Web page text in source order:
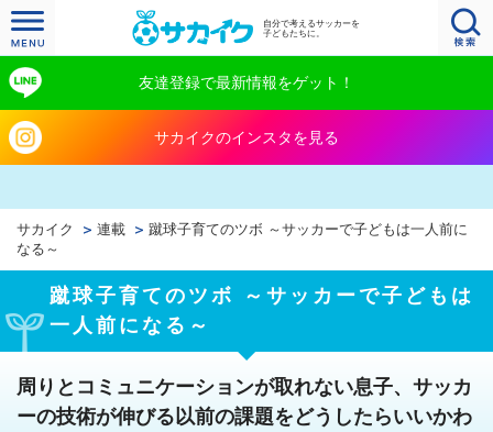
自分で考えるサッカーを
子どもたちに。
友達登録で最新情報をゲット！
サカイクのインスタを見る
サカイク 連載
蹴球子育てのツボ ～サッカーで子どもは一人前に
なる～
蹴球子育てのツボ ～サッカーで子どもは
一人前になる～
周りとコミュニケーションが取れない息子、サッカ
ーの技術が伸びる以前の課題をどうしたらいいかわ